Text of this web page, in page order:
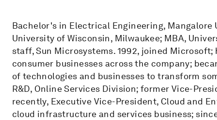
Bachelor's in Electrical Engineering,
University of Wisconsin, Milwaukee; MBA,
staff, Sun Microsystems. 1992, joined
consumer businesses across the company;
of technologies and businesses to transform
R&D, Online Services Division; former Vice-
recently, Executive Vice-President, Cloud and
cloud infrastructure and services business;